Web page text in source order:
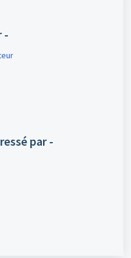
-
par -